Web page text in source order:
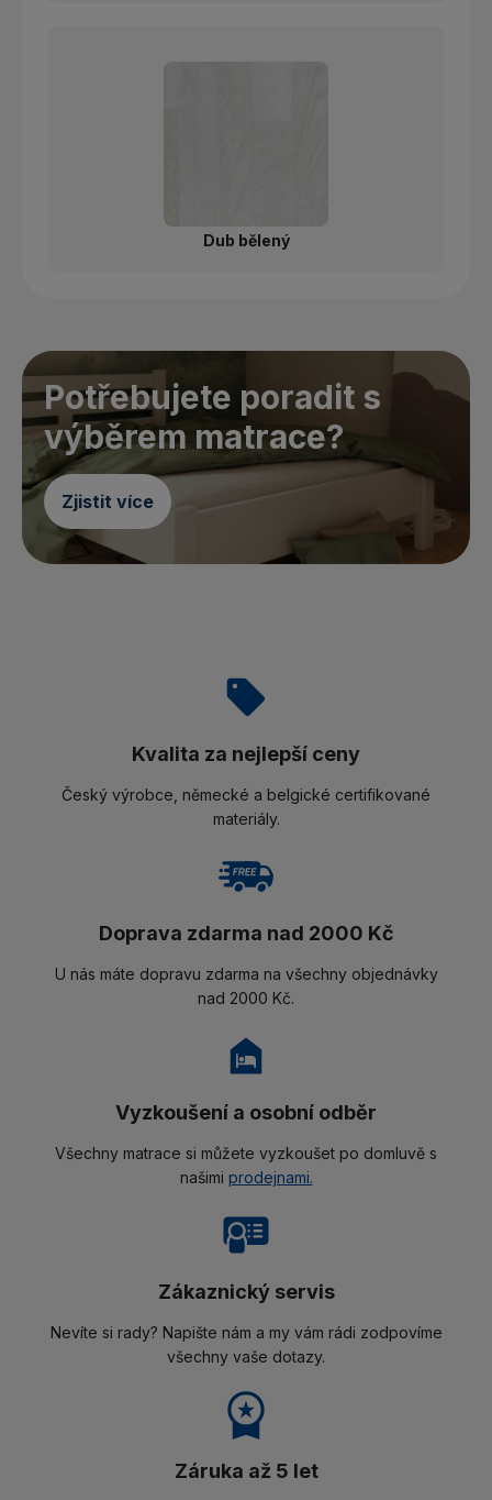
Dub bělený
Potřebujete poradit s
výběrem matrace?
Zjistit více
Kvalita za nejlepší ceny
Český výrobce, německé a belgické certifikované
materiály.
Doprava zdarma nad 2000 Kč
U nás máte dopravu zdarma na všechny objednávky
nad 2000 Kč.
Vyzkoušení a osobní odběr
Všechny matrace si můžete vyzkoušet po domluvě s
našimi prodejnami.
Zákaznický servis
Nevíte si rady? Napište nám a my vám rádi zodpovíme
všechny vaše dotazy.
Záruka až 5 let